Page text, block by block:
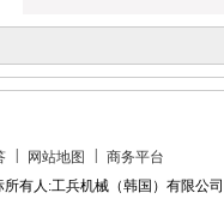
网站地图
商务平台
有人:工兵机械（韩国）有限公